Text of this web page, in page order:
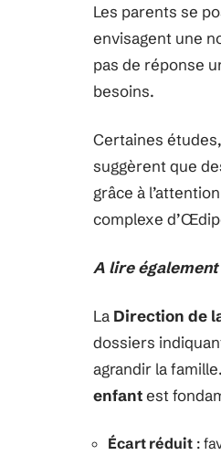
Les parents se
envisagent une
pas de réponse
besoins.
Certaines
suggèrent que
grâce à
complexe
A lire également
La Direction de
dossiers
agrandir la
enfantest
Écart réduit :